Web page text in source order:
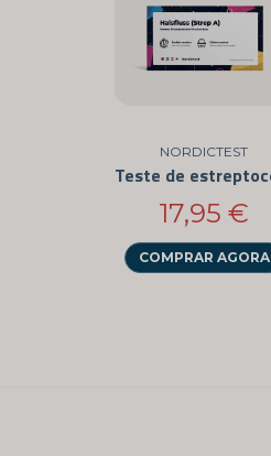
NORDICTEST
17,95 €
COMPRAR AGORA